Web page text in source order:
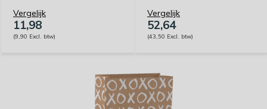
Vergelijk
11,98
(9,90 Excl. btw)
Vergelijk
52,64
(43,50 Excl. btw)